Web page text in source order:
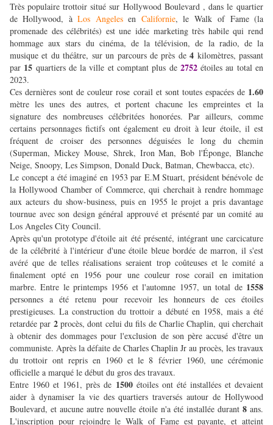
Très populaire trottoir situé sur Hollywood Boulevard , dans le quartier
de Hollywood, àLos Angelesen Californie, le Walk of Fame (la
promenade des célébrités) est une idée marketing très habile qui rend
hommage aux stars du cinéma, de la télévision, de la radio, de la
musique et du théâtre, sur un parcours de près de4 kilomètres, passant
par 15 quartiers de la ville et comptant plus de 2752étoiles au total en
2023.
Ces dernières sont de couleur rose corail et sont toutes espacées de 1.60
mètre les unes des autres, et portent chacune les empreintes et la
signature des nombreuses célébritées honorées. Par ailleurs, comme
certains personnages fictifs ont également eu droit à leur étoile, il est
fréquent de croiser des personnes déguisées le long du chemin
(Superman, Mickey Mouse, Shrek, Iron Man, Bob l'Éponge, Blanche
Neige, Snoopy, Les Simpson, Donald Duck, Batman, Chewbacca, etc).
Le concept a été imaginé en 1953 par E.M Stuart, président bénévole de
la Hollywood Chamber of Commerce, qui cherchait à rendre hommage
aux acteurs du show-business, puis en 1955 le projet a pris davantage
tournue avec son design général approuvé et présenté par un comité au
Los Angeles City Council.
Après qu'un prototype d'étoile ait été présenté, intégrant une carcicature
de la célébrité à l'intérieur d'une étoile bleue bordée de marron, il s'est
avéré que de telles réalisations seraient trop coûteuses et le comité a
finalement opté en 1956 pour une couleur rose corail en imitation
marbre. Entre le printemps 1956 et l'automne 1957, un total de 1558
personnes a été retenu pour recevoir les honneurs de ces étoiles
prestigieuses. La construction du trottoir a débuté en 1958, mais a été
retardée par 2procès, dont celui du fils de Charlie Chaplin, qui cherchait
à obtenir des dommages pour l'exclusion de son père accusé d'être un
communiste. Après la défaite de Charles Chaplin Jr au procès, les travaux
du trottoir ont repris en 1960 et le 8 février 1960, une cérémonie
officielle a marqué le début du gros des travaux.
Entre 1960 et 1961, près de 1500 étoiles ont été installées et devaient
aider à dynamiser la vie des quartiers traversés autour de Hollywood
Boulevard, et aucune autre nouvelle étoile n'a été installée durant 8 ans.
L'inscription pour rejoindre le Walk of Fame est payante, et atteint